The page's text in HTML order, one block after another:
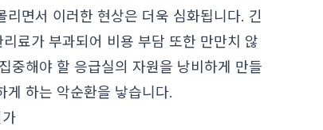
면서 이러한 현상은 더욱 심화됩니다. 긴
료가 부과되어 비용 부담 또한 만만치 않
중해야 할 응급실의 자원을 낭비하게 만들
게 하는 악순환을 낳습니다.